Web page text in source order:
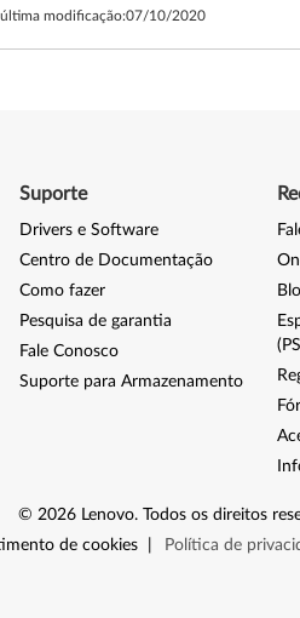
modificação:07/10/2020
Suporte
Drivers e Software
Centro de Documentação
Como fazer
Pesquisa de garantia
Fale Conosco
Suporte para Armazenamento
© 2026 Lenovo. Todos os direitos
de cookies Política de